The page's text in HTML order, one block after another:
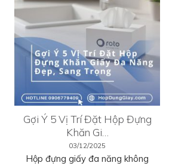
Gợi Ý 5 Vị Trí Đặt Hộp Đựng
Khăn Gi…
03/12/2025
Hộp đựng giấy đa năng không